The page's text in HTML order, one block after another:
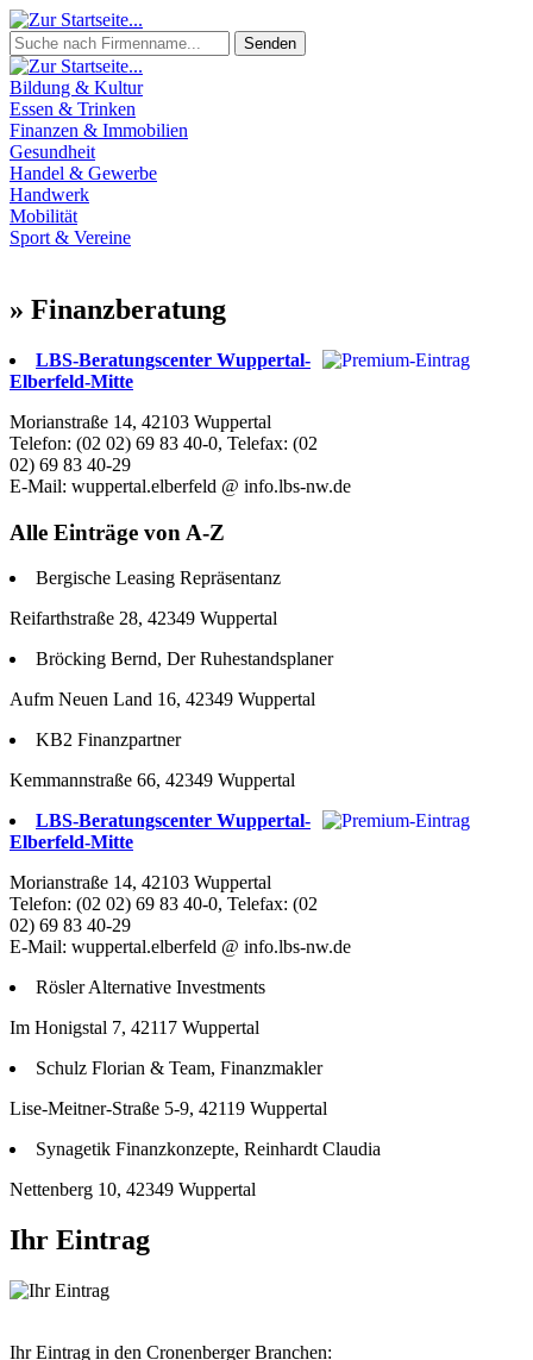
Senden
Bildung & Kultur
Essen & Trinken
Finanzen & Immobilien
Gesundheit
Handel & Gewerbe
Handwerk
Mobilität
Sport & Vereine
» Finanzberatung
LBS-Beratungscenter Wuppertal-
Elberfeld-Mitte
Morianstraße 14, 42103 Wuppertal
Telefon: (02 02) 69 83 40-0, Telefax: (02
02) 69 83 40-29
E-Mail: wuppertal.elberfeld @ info.lbs-nw.de
Alle Einträge von A-Z
Bergische Leasing Repräsentanz
Reifarthstraße 28, 42349 Wuppertal
Bröcking Bernd, Der Ruhestandsplaner
Aufm Neuen Land 16, 42349 Wuppertal
KB2 Finanzpartner
Kemmannstraße 66, 42349 Wuppertal
LBS-Beratungscenter Wuppertal-
Elberfeld-Mitte
Morianstraße 14, 42103 Wuppertal
Telefon: (02 02) 69 83 40-0, Telefax: (02
02) 69 83 40-29
E-Mail: wuppertal.elberfeld @ info.lbs-nw.de
Rösler Alternative Investments
Im Honigstal 7, 42117 Wuppertal
Schulz Florian & Team, Finanzmakler
Lise-Meitner-Straße 5-9, 42119 Wuppertal
Synagetik Finanzkonzepte, Reinhardt Claudia
Nettenberg 10, 42349 Wuppertal
Ihr Eintrag
Ihr Eintrag in den Cronenberger Branchen: